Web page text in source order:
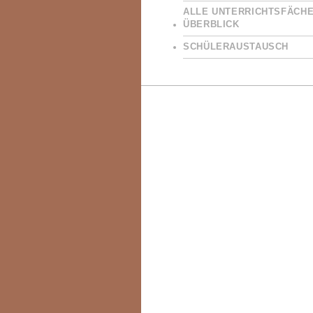
ALLE
ÜBERBLICK
SCHÜLERAUSTAUSCH